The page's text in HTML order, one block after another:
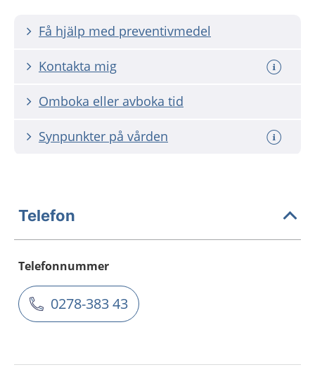
Få hjälp med preventivmedel
Kontakta mig
Omboka eller avboka tid
Synpunkter på vården
Telefon
Telefonnummer
0278-383 43